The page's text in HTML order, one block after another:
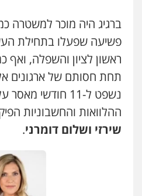
ברגיג היה מוכר למשטרה
פשיעה שפעלו בתחילת
ראשון לציון והשפלה, ואף
תחת חסותם של ארגונים
נשפט ל-11 חודשי
ההלוואות והחשבוניות
שירזי ושלום דומרני.
כבריאן, מזר –
0543986802
עו"ד בועז קניג
פלילי משפחה
0507003001
מנשה, אלמוג –
עבירות
עורכי דין לענייני